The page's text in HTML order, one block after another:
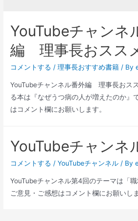
YouTubeチャン
編 理事長おスス
コメントする /理事長おすすめ書籍 / By
YouTubeチャンネル番外編 理事長おス
る本は『なぜうつ病の人が増えたのか』
はコメント欄にお願いします。
YouTubeチャン
コメントする /YouTubeチャンネル / By
YouTubeチャンネル第4回のテーマは「職
ご意見・ご感想はコメント欄にお願いしま